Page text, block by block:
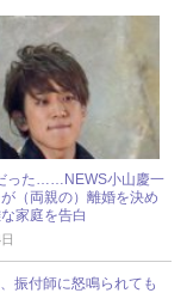
った……NEWS小山慶一
（両親の）離婚を決め
家庭を告白
振付師に怒鳴られても